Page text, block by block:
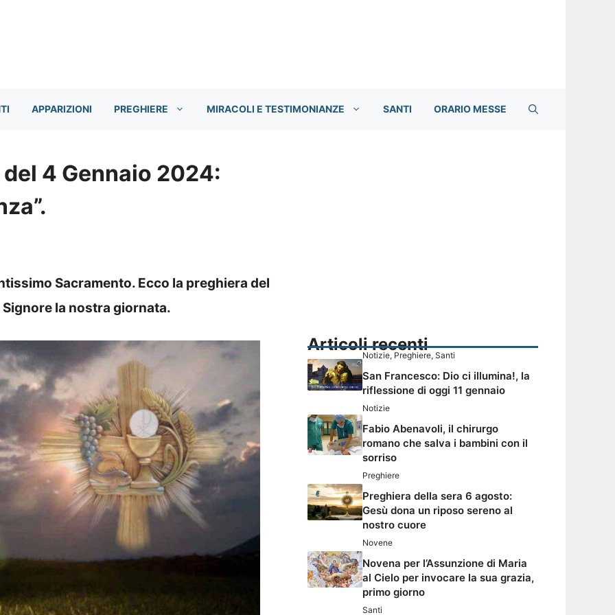
APPARIZIONI PREGHIERE MIRACOLI E TESTIMONIANZE SANTI ORARIO MESSE
4 Gennaio 2024:
Sacramento. Ecco la preghiera del
la nostra giornata.
Articoli recenti
Notizie, Preghiere, Santi
San Francesco: Dio ci illumina!, la
riflessione di oggi 11 gennaio
Notizie
Fabio Abenavoli, il chirurgo
romano che salva i bambini con il
sorriso
Preghiere
Preghiera della sera 6 agosto:
Gesù dona un riposo sereno al
nostro cuore
Novene
Novena per l’Assunzione di Maria
al Cielo per invocare la sua grazia,
primo giorno
Santi